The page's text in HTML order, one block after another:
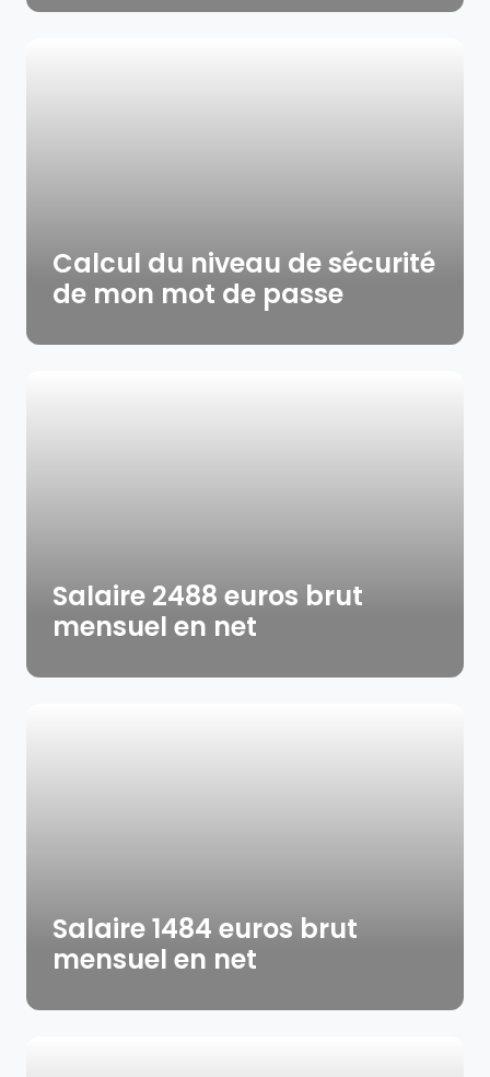
Calcul du niveau de sécurité
de mon mot de passe
Salaire 2488 euros brut
mensuel en net
Salaire 1484 euros brut
mensuel en net